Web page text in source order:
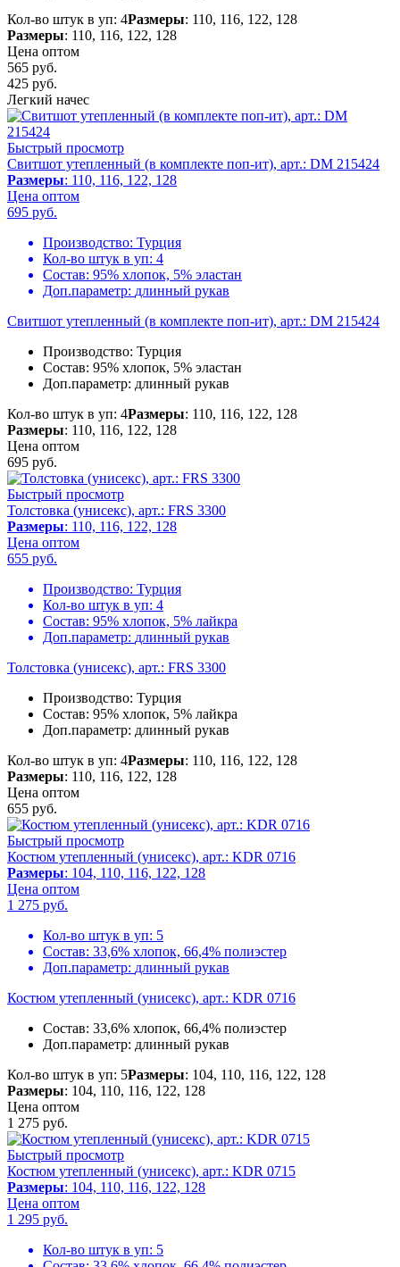
Кол-во штук в уп: 4Размеры: 110, 116, 122, 128
Размеры: 110, 116, 122, 128
Цена оптом
565 руб.
425 руб.
Легкий начес
Быстрый просмотр
Свитшот утепленный (в комплекте поп-ит), арт.: DM 215424
Размеры: 110, 116, 122, 128
Цена оптом
695 руб.
Производство: Турция
Кол-во штук в уп: 4
Состав: 95% хлопок, 5% эластан
Доп.параметр: длинный рукав
Свитшот утепленный (в комплекте поп-ит), арт.: DM 215424
Производство: Турция
Состав: 95% хлопок, 5% эластан
Доп.параметр: длинный рукав
Кол-во штук в уп: 4Размеры: 110, 116, 122, 128
Размеры: 110, 116, 122, 128
Цена оптом
695 руб.
Быстрый просмотр
Толстовка (унисекс), арт.: FRS 3300
Размеры: 110, 116, 122, 128
Цена оптом
655 руб.
Производство: Турция
Кол-во штук в уп: 4
Состав: 95% хлопок, 5% лайкра
Доп.параметр: длинный рукав
Толстовка (унисекс), арт.: FRS 3300
Производство: Турция
Состав: 95% хлопок, 5% лайкра
Доп.параметр: длинный рукав
Кол-во штук в уп: 4Размеры: 110, 116, 122, 128
Размеры: 110, 116, 122, 128
Цена оптом
655 руб.
Быстрый просмотр
Костюм утепленный (унисекс), арт.: KDR 0716
Размеры: 104, 110, 116, 122, 128
Цена оптом
1 275 руб.
Кол-во штук в уп: 5
Состав: 33,6% хлопок, 66,4% полиэстер
Доп.параметр: длинный рукав
Костюм утепленный (унисекс), арт.: KDR 0716
Состав: 33,6% хлопок, 66,4% полиэстер
Доп.параметр: длинный рукав
Кол-во штук в уп: 5Размеры: 104, 110, 116, 122, 128
Размеры: 104, 110, 116, 122, 128
Цена оптом
1 275 руб.
Быстрый просмотр
Костюм утепленный (унисекс), арт.: KDR 0715
Размеры: 104, 110, 116, 122, 128
Цена оптом
1 295 руб.
Кол-во штук в уп: 5